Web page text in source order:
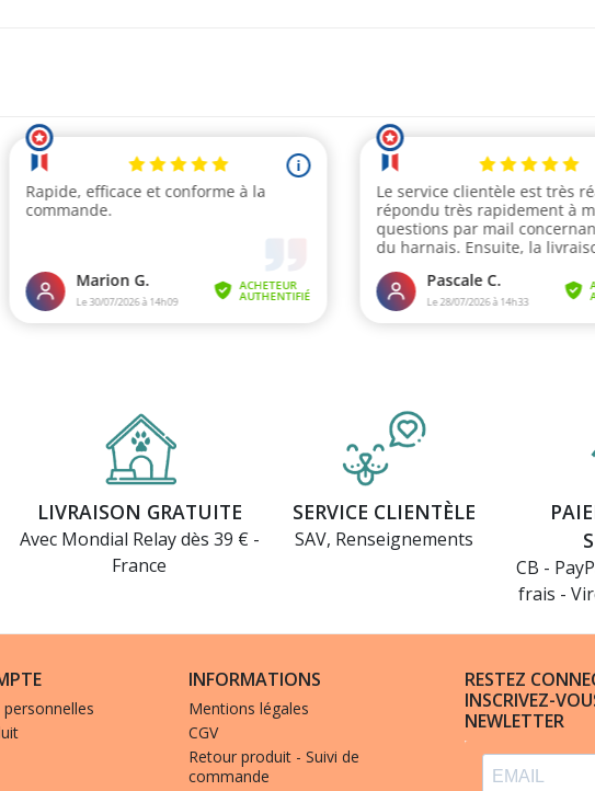
LIVRAISON GRATUITE
Avec Mondial Relay dès 39 € -
France
SERVICE CLIENTÈLE
SAV, Renseignements
CB -
frais -
INFORMATIONS
Mentions légales
CGV
Retour produit - Suivi de
commande
RESTEZ
INSCRIVEZ-
NEWLETTER